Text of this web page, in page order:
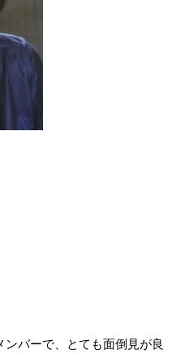
バーで、とても面倒見が良